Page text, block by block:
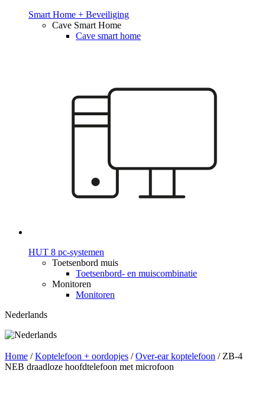
Smart Home + Beveiliging
Cave Smart Home
Cave smart home
HUT 8 pc-systemen
Toetsenbord muis
Toetsenbord- en muiscombinatie
Monitoren
Monitoren
Nederlands
Home / Koptelefoon + oordopjes / Over-ear koptelefoon /ZB-4
NEB draadloze hoofdtelefoon met microfoon